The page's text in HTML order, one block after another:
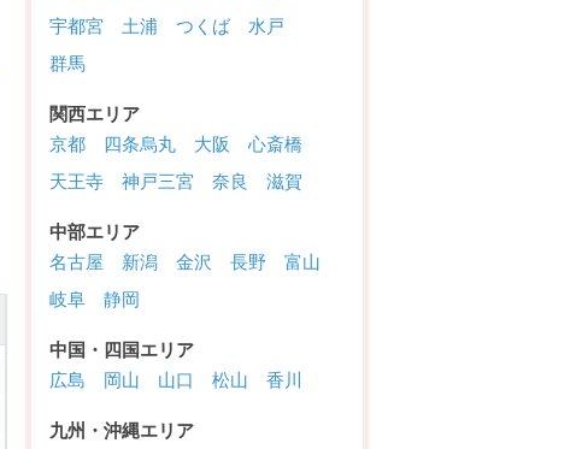
宇都宮
土浦 つくば
水戸
群馬
関西エリア
京都
四条烏丸 大阪
心斎橋
天王寺
神戸三宮 奈良 滋賀
中部エリア
名古屋
新潟 金沢 長野
富山
岐阜
静岡
中国・四国エリア
広島
岡山 山口 松山 香川
九州・沖縄エリア